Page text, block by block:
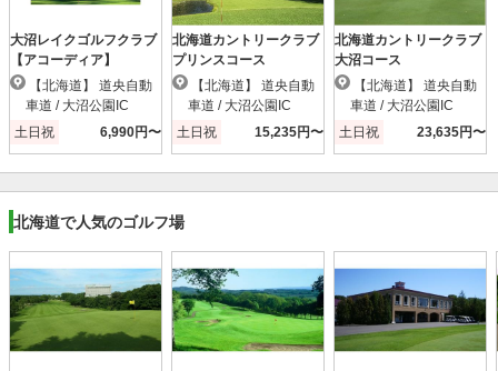
大沼レイクゴルフクラブ
【アコーディア】
車道 / 大沼公園IC
土日祝
6,990円〜
北海道カントリークラブ
プリンスコース
車道 / 大沼公園IC
土日祝
15,235円〜
北海道カントリークラブ
大沼コース
車道 / 大沼公園IC
土日祝
23,635円〜
北海道で人気のゴルフ場